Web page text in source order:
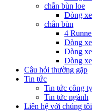
chắn bùn loe
Dòng
chắn bùn
4
Dòng
Dòng
Dòng
Câu hỏi thường gặp
Tin tức
Tin tức công ty
Tin tức ngành
Liên hệ với chúng tôi